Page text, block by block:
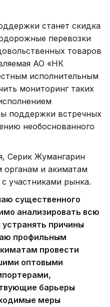
станет скидка
перевозки
товаров
АО «НК
исполнительным
мониторинг таких
поддержки встречных
необоснованного
Серик Жумангарин
органам и акиматам
участниками рынка.
существенного
анализировать всю
устранять причины
профильным
провести
оптовыми
барьеры
меры